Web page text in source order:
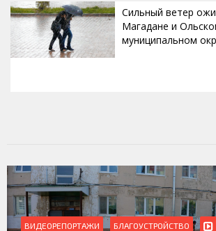
Сильный ветер
Магадане и
муниципальном
ВИДЕОРЕПОРТАЖИ БЛАГОУСТРОЙСТВО